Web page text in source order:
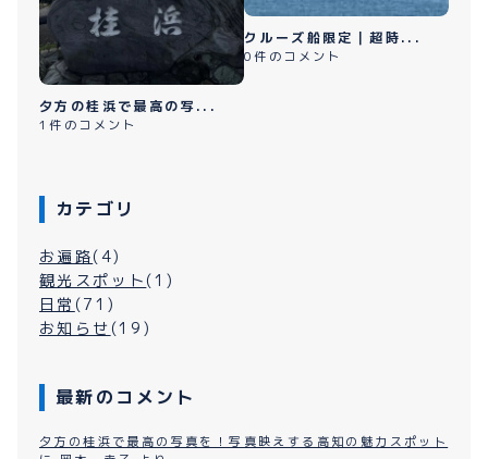
夕方の桂浜で最高の写...
1件のコメント
クルーズ船限定｜超時...
0件のコメント
カテゴリ
お遍路(4)
観光スポット (1)
日常 (71)
お知らせ (19)
最新のコメント
夕方の桂浜で最高の写真を！写真映えする高知の魅力スポット